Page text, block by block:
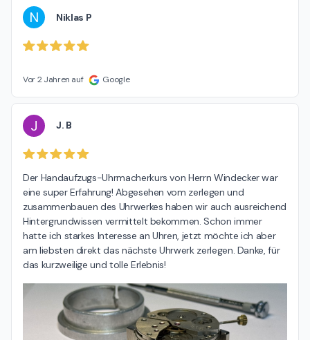
N Niklas P
Vor 2 Jahren auf Google
J J. B
Der Handaufzugs-Uhrmacherkurs von Herrn Windecker war
eine super Erfahrung! Abgesehen vom zerlegen und
zusammenbauen des Uhrwerkes haben wir auch ausreichend
Hintergrundwissen vermittelt bekommen. Schon immer
hatte ich starkes Interesse an Uhren, jetzt möchte ich aber
am liebsten direkt das nächste Uhrwerk zerlegen. Danke, für
das kurzweilige und tolle Erlebnis!